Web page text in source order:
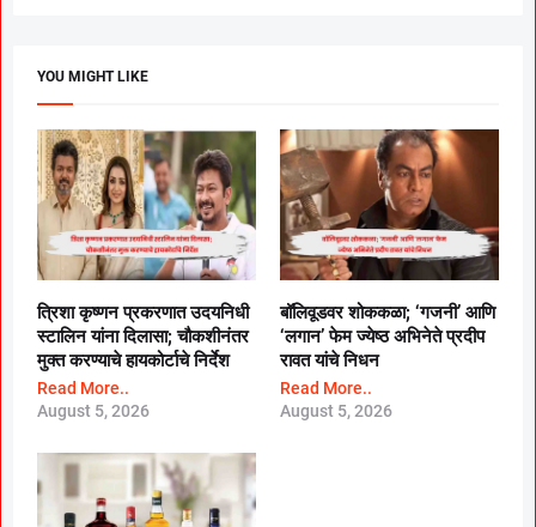
YOU MIGHT LIKE
त्रिशा कृष्णन प्रकरणात उदयनिधी
स्टालिन यांना दिलासा; चौकशीनंतर
मुक्त करण्याचे हायकोर्टाचे निर्देश
Read More..
August 5, 2026
बॉलिवूडवर शोककळा; ‘गजनी’ आणि
‘लगान’ फेम ज्येष्ठ अभिनेते प्रदीप
रावत यांचे निधन
Read More..
August 5, 2026